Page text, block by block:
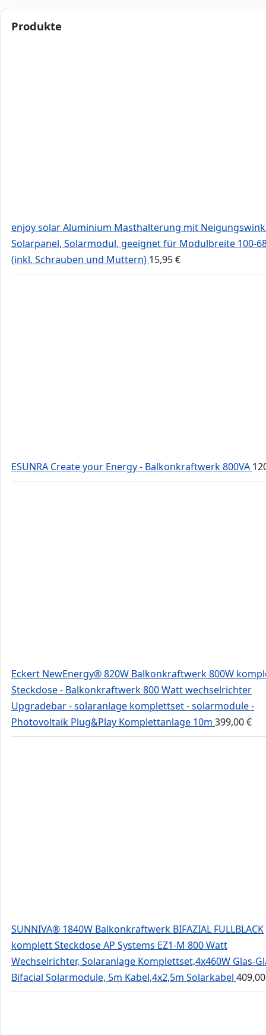
Produkte
enjoy solar Aluminium Masthalterung mit
Solarpanel, Solarmodul, geeignet für Modulbreite 100-
(inkl. Schrauben und Muttern) 15,95€
ESUNRA Create your Energy - Balkonkraftwerk 800VA
Eckert NewEnergy® 820W Balkonkraftwerk 800W
Steckdose - Balkonkraftwerk 800 Watt wechselrichter
Upgradebar - solaranlage komplettset - solarmodule -
Photovoltaik Plug&Play Komplettanlage 10m 399,00€
SUNNIVA® 1840W Balkonkraftwerk BIFAZIAL FULLBLACK
komplett Steckdose AP Systems EZ1-M 800 Watt
Wechselrichter, Solaranlage Komplettset,4x460W Glas-
Bifacial Solarmodule, 5m Kabel,4x2,5m Solarkabel